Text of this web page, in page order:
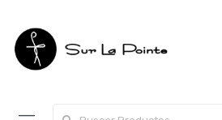
Search for: